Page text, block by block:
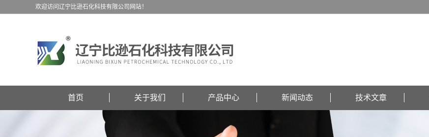
欢迎访问辽宁比逊石化科技有限公司网站！
首页 关于我们 产品中心 新闻动态 技术文章